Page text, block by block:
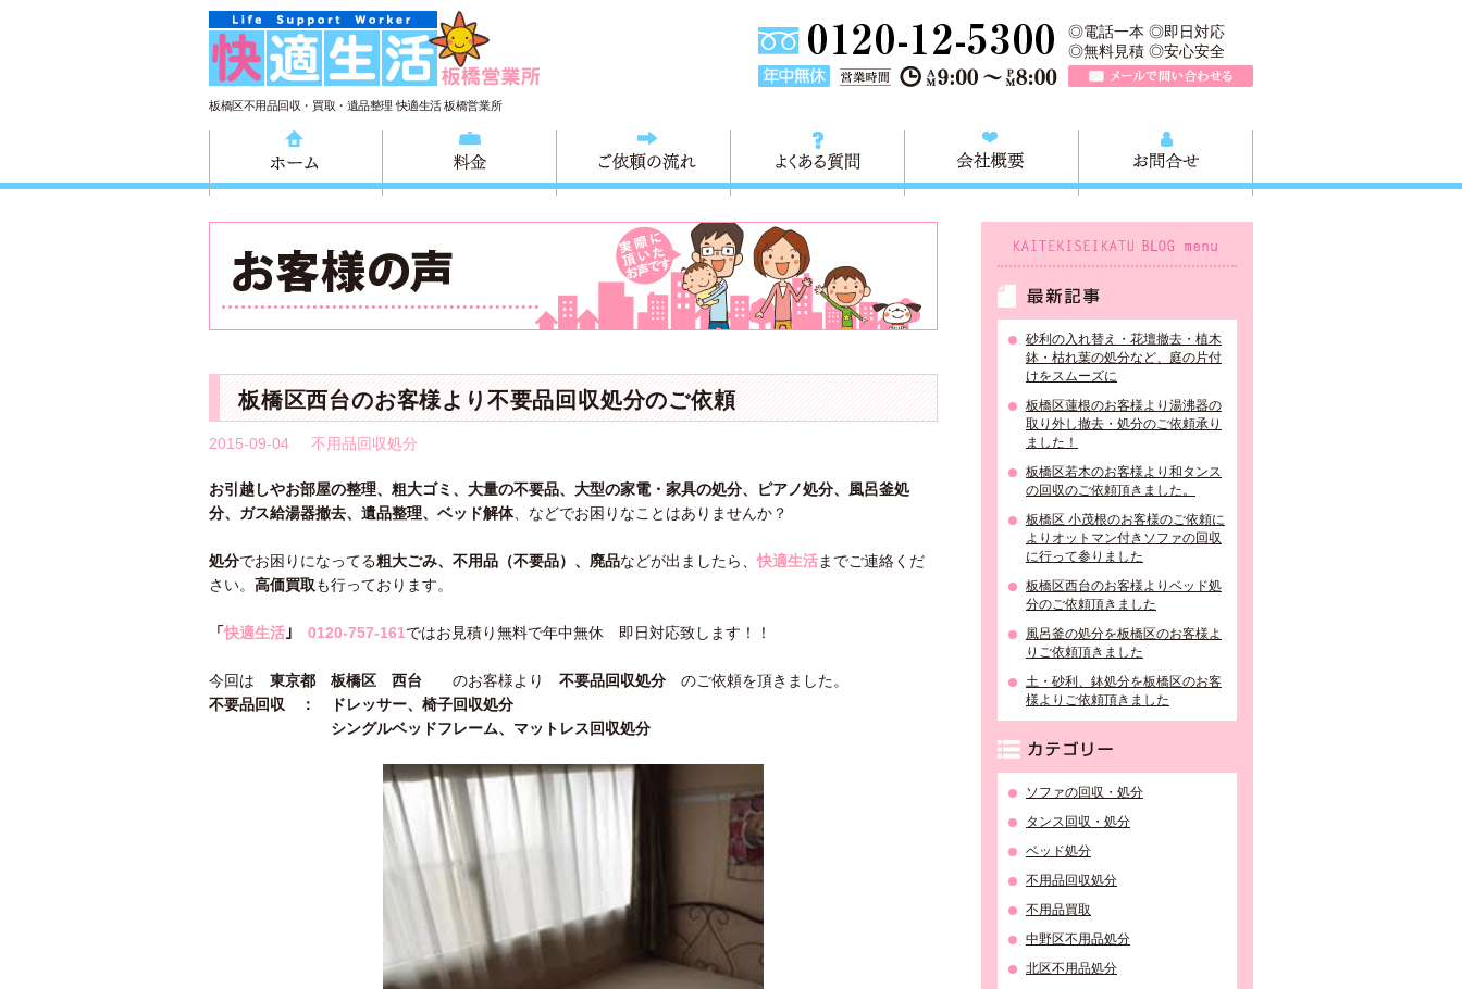
板橋区不用品回収・買取・遺品整理 快適生活 板橋営業所
TEL 0120-757-161（年中無休）営業時間AM9:00～
◎電話一本 ◎即日対応
◎無料見積 ◎安心安全
ご依頼の流れ よくある質問
板橋区西台のお客様より不要品回収処分のご依頼
2015-09-04 不用品回収処分
お引越しやお部屋の整理、粗大ゴミ、大量の不要品、大型の家電・家具の処分、ピアノ処分、風呂釜処
分、ガス給湯器撤去、遺品整理、ベッド解体、などでお困りなことはありませんか？
処分でお困りになってる粗大ごみ、不用品（不要品）、廃品などが出ましたら、快適生活までご連絡くだ
さい。 高価買取も行っております。
「快適生活 ｣ 0120-757-161ではお見積り無料で年中無休 即日対応致します！！
今回は 東京都 板橋区 西台 のお客様より 不要品回収処分 のご依頼を頂きました。
不要品回収 ： ドレッサー、椅子回収処分
シングルベッドフレーム、マットレス回収処分
砂利の入れ替え・花壇撤去・植木
鉢・枯れ葉の処分など、庭の片付
けをスムーズに
板橋区蓮根のお客様より湯沸器の
取り外し撤去・処分のご依頼承り
ました！
板橋区若木のお客様より和タンス
の回収のご依頼頂きました。
板橋区 小茂根のお客様のご依頼に
よりオットマン付きソファの回収
に行って参りました
板橋区西台のお客様よりベッド処
分のご依頼頂きました
風呂釜の処分を板橋区のお客様よ
りご依頼頂きました
土・砂利、鉢処分を板橋区のお客
様よりご依頼頂きました
ソファの回収・処分
タンス回収・処分
ベッド処分
不用品回収処分
不用品買取
中野区不用品処分
北区不用品処分